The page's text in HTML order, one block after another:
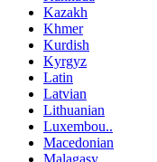
Kazakh
Khmer
Kurdish
Kyrgyz
Latin
Latvian
Lithuanian
Luxembou..
Macedonian
Malagasy